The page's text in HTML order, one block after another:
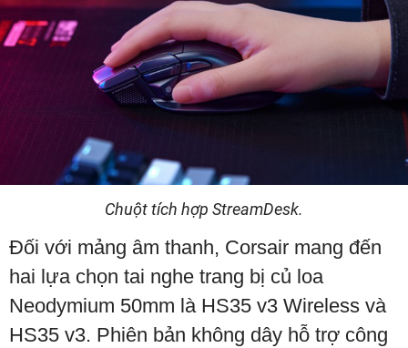
Chuột tích hợp StreamDesk.
Đối với mảng âm thanh, Corsair mang đến
hai lựa chọn tai nghe trang bị củ loa
Neodymium 50mm là HS35 v3 Wireless và
HS35 v3. Phiên bản không dây hỗ trợ công